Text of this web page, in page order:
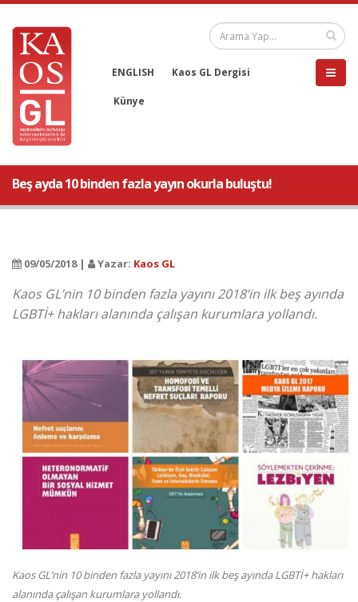
ENGLISH Kaos GL Dergisi
Künye
Beş ayda 10 binden fazla yayın okurla buluştu!
09/05/2018 | Yazar: Kaos GL
Kaos GL’nin 10 binden fazla yayını 2018’in ilk beş ayında
LGBTİ+ hakları alanında çalışan kurumlara yollandı.
Kaos GL’nin 10 binden fazla yayını 2018’in ilk beş ayında LGBTİ+ hakları
alanında çalışan kurumlara yollandı.